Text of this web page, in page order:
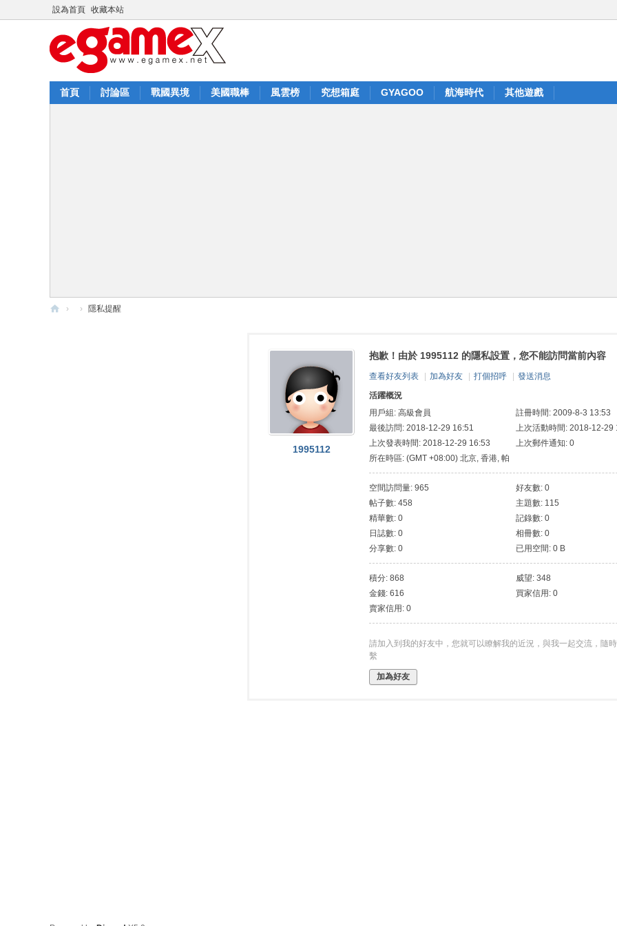
設為首頁 收藏本站
首頁 討論區 戰國異境 美國職棒 風雲榜 究想箱庭 GYAGOO 航海時代 其他遊戲
› › 隱私提醒
1995112
抱歉！由於 1995112 的隱私設置，您不能訪問當前內容
查看好友列表 加為好友 打個招呼
發送消息
活躍概況
用戶組: 高級會員
註冊時間: 2009-8-3 13:53
最後訪問: 2018-12-29 16:51
上次活動時間: 2018-12-29
上次發表時間: 2018-12-29 16:53
上次郵件通知: 0
所在時區: (GMT +08:00) 北京, 香港, 帕
斯, 新加坡, 台北
空間訪問量: 965
好友數: 0
帖子數: 458
主題數: 115
精華數: 0
記錄數: 0
日誌數: 0
相冊數: 0
分享數: 0
已用空間: 0 B
積分: 868
威望: 348
金錢: 616
買家信用: 0
賣家信用: 0
請加入到我的好友中，您就可以瞭解我的近況，與我一起交流，隨
繫
加為好友